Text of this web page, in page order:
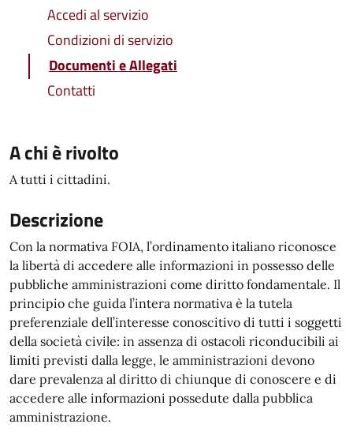
Accedi al servizio
Condizioni di servizio
Documenti e Allegati
Contatti
A chi è rivolto
A tutti i cittadini.
Descrizione
Con la normativa FOIA, l’ordinamento italiano riconosce
la libertà di accedere alle informazioni in possesso delle
pubbliche amministrazioni come diritto fondamentale. Il
principio che guida l’intera normativa è la tutela
preferenziale dell’interesse conoscitivo di tutti i soggetti
della società civile: in assenza di ostacoli riconducibili ai
limiti previsti dalla legge, le amministrazioni devono
dare prevalenza al diritto di chiunque di conoscere e di
accedere alle informazioni possedute dalla pubblica
amministrazione.